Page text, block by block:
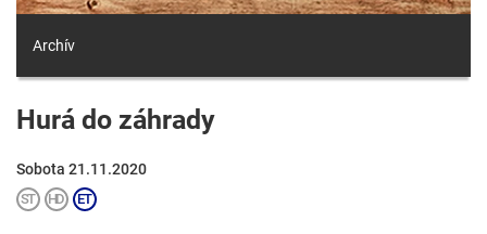
Archív
Hurá do záhrady
Sobota 21.11.2020